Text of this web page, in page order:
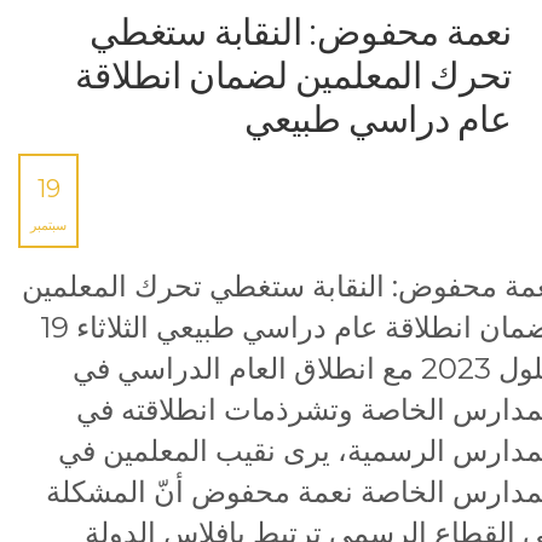
نعمة محفوض: النقابة ستغطي
تحرك المعلمين لضمان انطلاقة
عام دراسي طبيعي
19
سبتمبر
محفوض: النقابة ستغطي تحرك المعلمين
لضمان انطلاقة عام دراسي طبيعي الثلاثاء 19
أيلول 2023 مع انطلاق العام الدراسي في
الخاصة وتشرذمات انطلاقته في
الرسمية، يرى نقيب المعلمين في
الخاصة نعمة محفوض أنّ المشكلة
القطاع الرسمي ترتبط بإفلاس الدولة